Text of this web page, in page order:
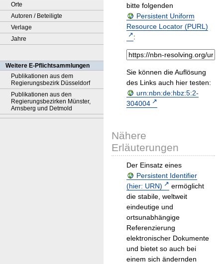
Orte
Autoren / Beteiligte
Verlage
Jahre
Weitere E-Pflichtsammlungen
Publikationen aus dem
Regierungsbezirk Düsseldorf
Publikationen aus den
Regierungsbezirken Münster,
Arnsberg und Detmold
bitte folgenden
Persistent Uniform
Resource Locator (PURL)
:
Sie können die Auflösung
des Links auch hier testen:
urn:nbn:de:hbz:5:2-
304004
Nähere
Erläuterungen
Der Einsatz eines
Persistent Identifier
(hier: URN)
ermöglicht
die stabile, weltweit
eindeutige und
ortsunabhängige
Referenzierung
elektronischer Dokumente
und bietet so auch bei
einem sich ändernden